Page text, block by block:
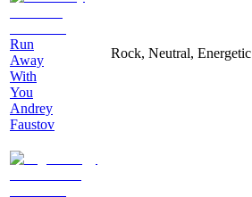
Run
Away
With
You
Andrey
Faustov
Rock, Neutral, Energetic